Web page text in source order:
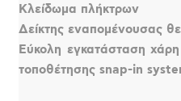
Κλείδωμα πλήκτρων
Δείκτης εναπομένουσας
Εύκολη εγκατάσταση
τοποθέτησης snap-in